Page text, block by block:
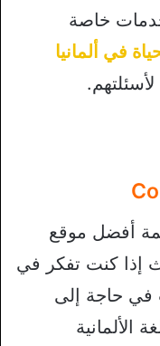
خاصة
في ألمانيا
أفضل موقع
إذا كنت تفكر في
في حاجة إلى
الألمانية